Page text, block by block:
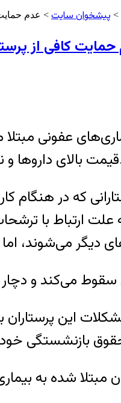
> پیشخوان سایت > عدم حمایت
کافی از
عفونی
انتقاد دارد.
۲۲ آوریل) از نبود حمایت از
ارتباط با
این